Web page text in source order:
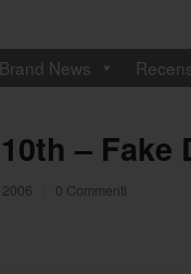
Brand News
– Fake
0 Commenti